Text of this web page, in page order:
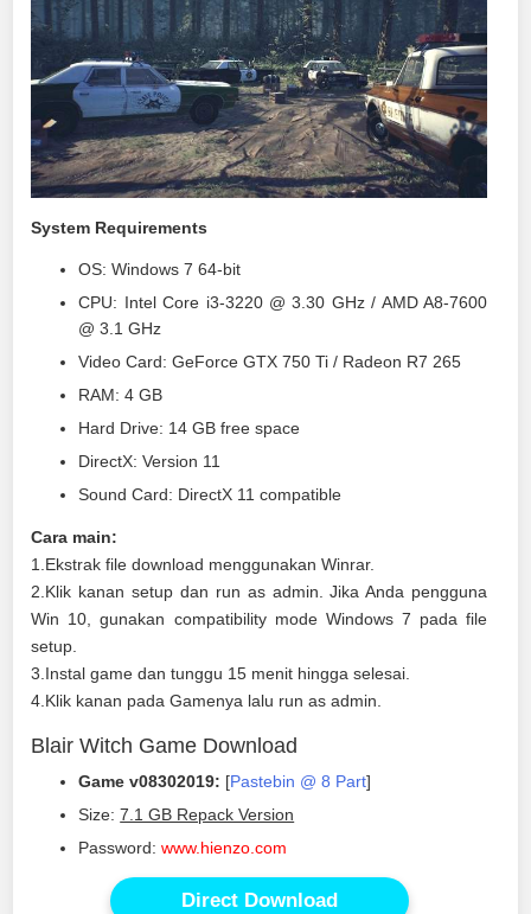
System Requirements
OS: Windows 7 64-bit
CPU: Intel Core i3-3220 @ 3.30 GHz / AMD A8-7600
@ 3.1 GHz
Video Card: GeForce GTX 750 Ti / Radeon R7 265
RAM: 4 GB
Hard Drive: 14 GB free space
DirectX: Version 11
Sound Card: DirectX 11 compatible
Cara main:
1.Ekstrak file download menggunakan Winrar.
2.Klik kanan setup dan run as admin. Jika Anda pengguna
Win 10, gunakan compatibility mode Windows 7 pada file
setup.
3.Instal game dan tunggu 15 menit hingga selesai.
4.Klik kanan pada Gamenya lalu run as admin.
Blair Witch Game Download
Game v08302019: [Pastebin @ 8 Part]
Size:7.1 GB Repack Version
Password:www.hienzo.com
Direct Download